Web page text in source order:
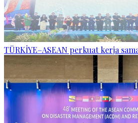
TÜRKİYE–ASEAN perkuat kerja